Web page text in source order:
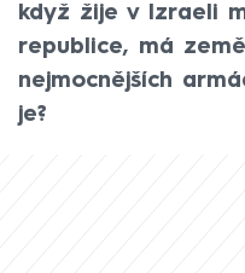
když žije v Izraeli
republice, má
nejmocnějších
je?